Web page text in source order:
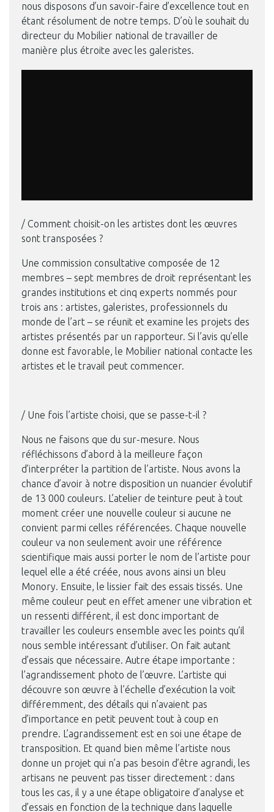
Photo © Mobilier national, Thibaut Chapotot
nous disposons d’un savoir-faire d’excellence tout en
étant résolument de notre temps. D’où le souhait du
directeur du Mobilier national de travailler de
manière plus étroite avec les galeristes.
/ Comment choisit-on les artistes dont les œuvres
sont transposées ?
Une commission consultative composée de 12
membres – sept membres de droit représentant les
grandes institutions et cinq experts nommés pour
trois ans : artistes, galeristes, professionnels du
monde de l’art – se réunit et examine les projets des
artistes présentés par un rapporteur. Si l’avis qu’elle
donne est favorable, le Mobilier national contacte les
artistes et le travail peut commencer.
/ Une fois l’artiste choisi, que se passe-t-il ?
Nous ne faisons que du sur-mesure. Nous
réfléchissons d’abord à la meilleure façon
d’interpréter la partition de l’artiste. Nous avons la
chance d’avoir à notre disposition un nuancier évolutif
de 13 000 couleurs. L’atelier de teinture peut à tout
moment créer une nouvelle couleur si aucune ne
convient parmi celles référencées. Chaque nouvelle
couleur va non seulement avoir une référence
scientifique mais aussi porter le nom de l’artiste pour
lequel elle a été créée, nous avons ainsi un bleu
Monory. Ensuite, le lissier fait des essais tissés. Une
même couleur peut en effet amener une vibration et
un ressenti différent, il est donc important de
travailler les couleurs ensemble avec les points qu’il
nous semble intéressant d’utiliser. On fait autant
d’essais que nécessaire. Autre étape importante :
l’agrandissement photo de l’œuvre. L’artiste qui
découvre son œuvre à l’échelle d’exécution la voit
différemment, des détails qui n’avaient pas
d’importance en petit peuvent tout à coup en
prendre. L’agrandissement est en soi une étape de
transposition. Et quand bien même l’artiste nous
donne un projet qui n’a pas besoin d’être agrandi, les
artisans ne peuvent pas tisser directement : dans
tous les cas, il y a une étape obligatoire d’analyse et
d’essais en fonction de la technique dans laquelle